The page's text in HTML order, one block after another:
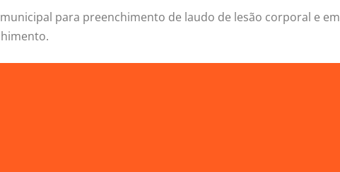
para preenchimento de laudo de lesão corporal e em